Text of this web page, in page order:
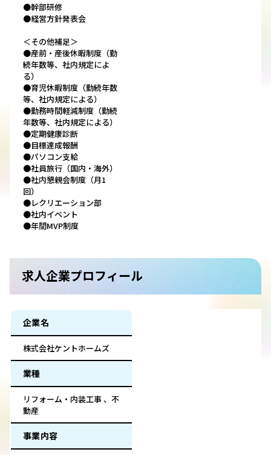
●幹部研修
●経営方針発表会
＜その他補足＞
●産前・産後休暇制度（勤
続年数等、社内規定によ
る）
●育児休暇制度（勤続年数
等、社内規定による）
●勤務時間軽減制度（勤続
年数等、社内規定による）
●定期健康診断
●目標達成報酬
●パソコン支給
●社員旅行（国内・海外）
●社内懇親会制度（月1
回）
●レクリエーション部
●社内イベント
●年間MVP制度
求人企業プロフィール
企業名
株式会社ケントホームズ
業種
リフォーム・内装工事 、不
動産
事業内容